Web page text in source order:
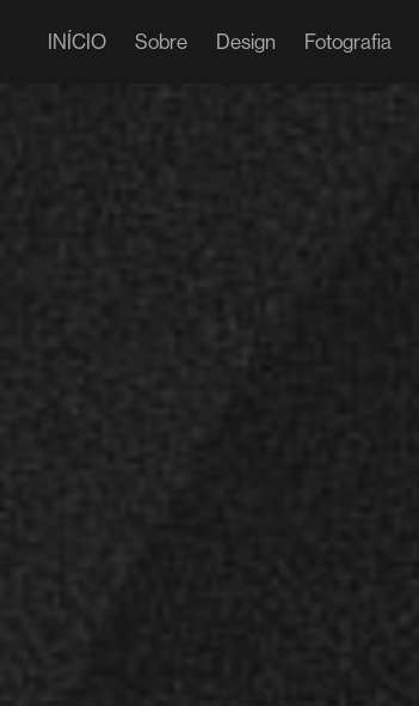
INÍCIO Sobre Design Fotografia